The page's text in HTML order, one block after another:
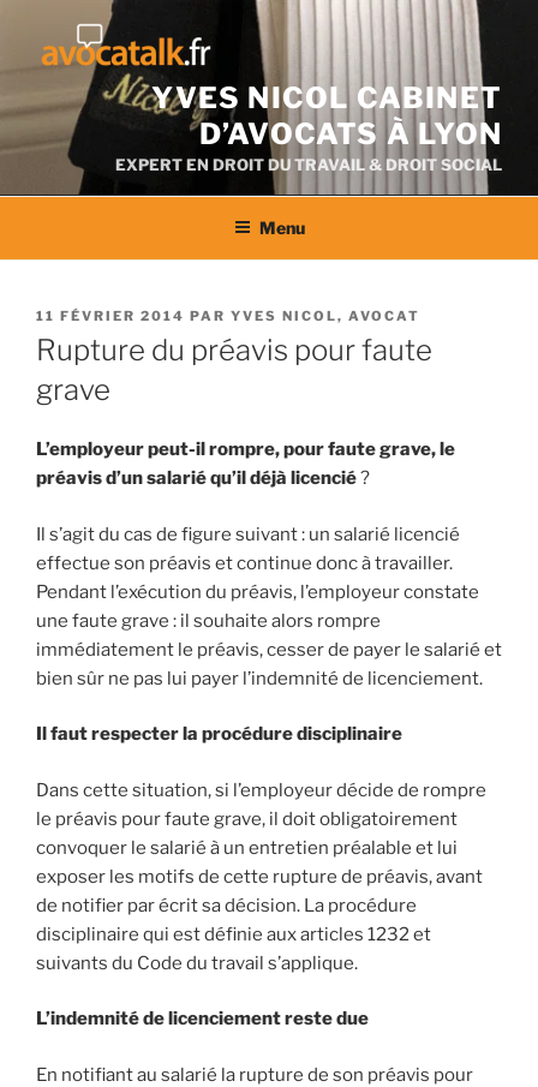
contenu
YVES NICOL CABINET
D’AVOCATS À LYON
EXPERT EN DROIT DU TRAVAIL & DROIT SOCIAL
Menu
PUBLIÉ
LE
11 FÉVRIER 2014 PAR YVES NICOL, AVOCAT
Rupture du préavis pour faute
grave
L’employeur peut-il rompre, pour faute grave, le
préavis d’un salarié qu’il déjà licencié?
Il s’agit du cas de figure suivant : un salarié licencié
effectue son préavis et continue donc à travailler.
Pendant l’exécution du préavis, l’employeur constate
une faute grave : il souhaite alors rompre
immédiatement le préavis, cesser de payer le salarié et
bien sûr ne pas lui payer l’indemnité de licenciement.
Il faut respecter la procédure disciplinaire
Dans cette situation, si l’employeur décide de rompre
le préavis pour faute grave, il doit obligatoirement
convoquer le salarié à un entretien préalable et lui
exposer les motifs de cette rupture de préavis, avant
de notifier par écrit sa décision. La procédure
disciplinaire qui est définie aux articles 1232 et
suivants du Code du travail s’applique.
L’indemnité de licenciement reste due
En notifiant au salarié la rupture de son préavis pour